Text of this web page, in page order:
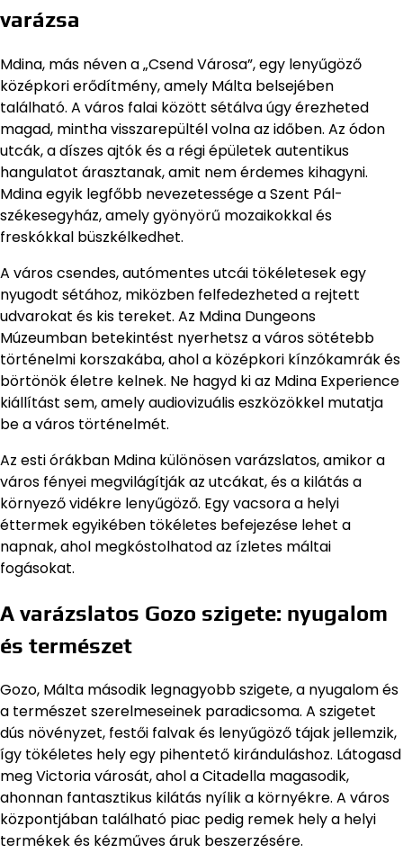
varázsa
Mdina, más néven a „Csend Városa”, egy lenyűgöző
középkori erődítmény, amely Málta belsejében
található. A város falai között sétálva úgy érezheted
magad, mintha visszarepültél volna az időben. Az ódon
utcák, a díszes ajtók és a régi épületek autentikus
hangulatot árasztanak, amit nem érdemes kihagyni.
Mdina egyik legfőbb nevezetessége a Szent Pál-
székesegyház, amely gyönyörű mozaikokkal és
freskókkal büszkélkedhet.
A város csendes, autómentes utcái tökéletesek egy
nyugodt sétához, miközben felfedezheted a rejtett
udvarokat és kis tereket. Az Mdina Dungeons
Múzeumban betekintést nyerhetsz a város sötétebb
történelmi korszakába, ahol a középkori kínzókamrák és
börtönök életre kelnek. Ne hagyd ki az Mdina Experience
kiállítást sem, amely audiovizuális eszközökkel mutatja
be a város történelmét.
Az esti órákban Mdina különösen varázslatos, amikor a
város fényei megvilágítják az utcákat, és a kilátás a
környező vidékre lenyűgöző. Egy vacsora a helyi
éttermek egyikében tökéletes befejezése lehet a
napnak, ahol megkóstolhatod az ízletes máltai
fogásokat.
A varázslatos Gozo szigete: nyugalom
és természet
Gozo, Málta második legnagyobb szigete, a nyugalom és
a természet szerelmeseinek paradicsoma. A szigetet
dús növényzet, festői falvak és lenyűgöző tájak jellemzik,
így tökéletes hely egy pihentető kiránduláshoz. Látogasd
meg Victoria városát, ahol a Citadella magasodik,
ahonnan fantasztikus kilátás nyílik a környékre. A város
központjában található piac pedig remek hely a helyi
termékek és kézműves áruk beszerzésére.